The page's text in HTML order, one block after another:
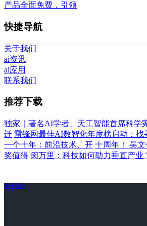
产品全面免费，引领
快捷导航
关于我们
ai资讯
ai应用
联系我们
推荐下载
独家｜著名AI学者、天工智能首席科学
迁 雷锋网最佳AI数智化年度榜启动：找
一个十年：前沿技术、开 十周年！ 吴
奖值得 闵万里：科技如何助力垂直产业
关于我们